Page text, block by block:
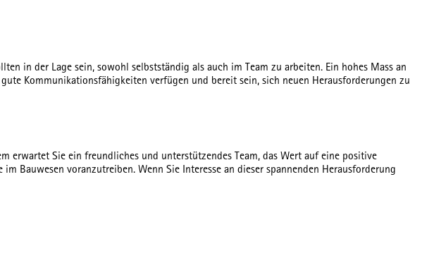
in der Lage sein, sowohl selbstständig als auch im Team zu arbeiten. Ein hohes Mass an
Kommunikationsfähigkeiten verfügen und bereit sein, sich neuen Herausforderungen zu
Sie ein freundliches und unterstützendes Team, das Wert auf eine positive
Bauwesen voranzutreiben. Wenn Sie Interesse an dieser spannenden Herausforderung